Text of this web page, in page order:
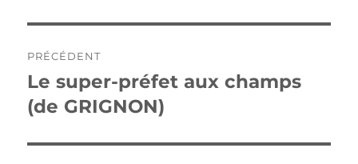
de
l’article
PRÉCÉDENT
Publication
précédente :
Le super-préfet aux champs
(de GRIGNON)